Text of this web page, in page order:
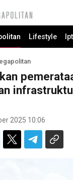
Lifestyle
2025 10:06